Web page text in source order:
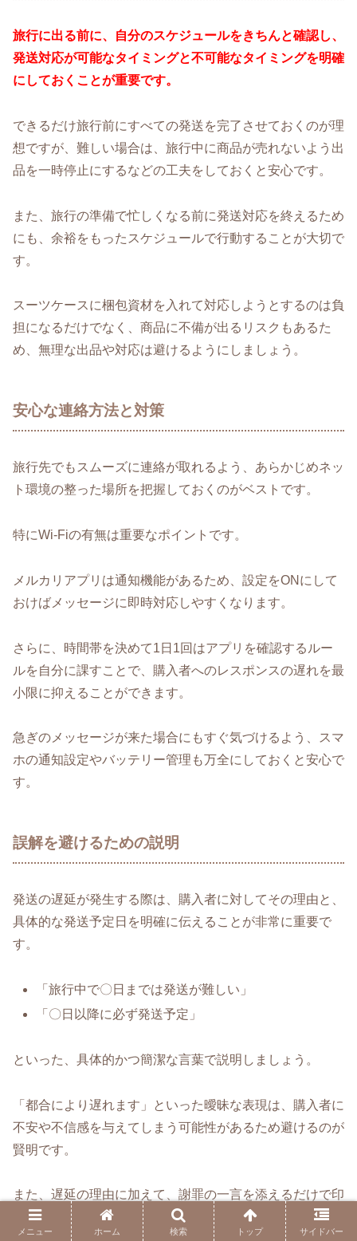
旅行に出る前に、自分のスケジュールをきちんと確認し、
発送対応が可能なタイミングと不可能なタイミングを明確
にしておくことが重要です。
できるだけ旅行前にすべての発送を完了させておくのが理
想ですが、難しい場合は、旅行中に商品が売れないよう出
品を一時停止にするなどの工夫をしておくと安心です。
また、旅行の準備で忙しくなる前に発送対応を終えるため
にも、余裕をもったスケジュールで行動することが大切で
す。
スーツケースに梱包資材を入れて対応しようとするのは負
担になるだけでなく、商品に不備が出るリスクもあるた
め、無理な出品や対応は避けるようにしましょう。
安心な連絡方法と対策
旅行先でもスムーズに連絡が取れるよう、あらかじめネッ
ト環境の整った場所を把握しておくのがベストです。
特にWi-Fiの有無は重要なポイントです。
メルカリアプリは通知機能があるため、設定をONにして
おけばメッセージに即時対応しやすくなります。
さらに、時間帯を決めて1日1回はアプリを確認するルー
ルを自分に課すことで、購入者へのレスポンスの遅れを最
小限に抑えることができます。
急ぎのメッセージが来た場合にもすぐ気づけるよう、スマ
ホの通知設定やバッテリー管理も万全にしておくと安心で
す。
誤解を避けるための説明
発送の遅延が発生する際は、購入者に対してその理由と、
具体的な発送予定日を明確に伝えることが非常に重要で
す。
「旅行中で〇日までは発送が難しい」
「〇日以降に必ず発送予定」
といった、具体的かつ簡潔な言葉で説明しましょう。
「都合により遅れます」といった曖昧な表現は、購入者に
不安や不信感を与えてしまう可能性があるため避けるのが
賢明です。
また、遅延の理由に加えて、謝罪の一言を添えるだけで印
象は大きく変わります。
メニュー ホーム 検索 トップ サイドバー